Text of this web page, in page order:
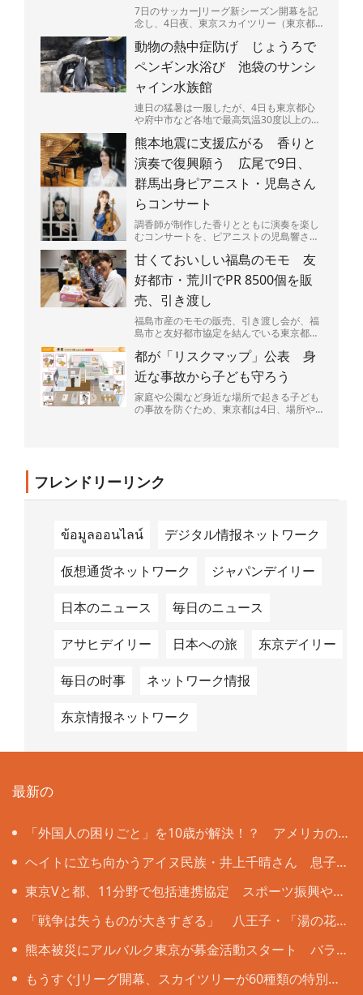
7日のサッカーJリーグ新シーズン開幕を記
念し、4日夜、東京スカイツリー（東京都
J1、J2、J3全...
動物の熱中症防げ じょうろで
ペンギン水浴び 池袋のサンシ
ャイン水族館
連日の猛暑は一服したが、4日も東京都心
や府中市など各地で最高気温30度以上の真
都内－。暑さは人間...
熊本地震に支援広がる 香りと
演奏で復興願う 広尾で9日、
群馬出身ピアニスト・児島さん
らコンサート
調香師が制作した香りとともに演奏を楽し
むコンサートを、ピアニストの児島響さん
売り上げの一部は、...
甘くておいしい福島のモモ 友
好都市・荒川でPR 8500個を販
売、引き渡し
福島市産のモモの販売、引き渡し会が、福
島市と友好都市協定を結んでいる東京都荒
た箱を持ち帰っていた...
都が「リスクマップ」公表 身
近な事故から子ども守ろう
家庭や公園など身近な場所で起きる子ども
の事故を防ぐため、東京都は4日、場所や
フレンドリーリンク
ข้อมูลออนไลน์ デジタル情报ネットワーク
仮想通货ネットワーク ジャパンデイリー
日本のニュース 毎日のニュース
アサヒデイリー 日本への旅 东京デイリー
毎日の时事 ネットワーク情报
东京情报ネットワーク
最新の
「外国人の困りごと」を10歳が解決！？ アメリカの
名門大教授も注目する大田区立北糀谷小の挑戦
ヘイトに立ち向かうアイヌ民族・井上千晴さん 息子
誕生で変化「うそをついているような感覚」にさいなま
れ
東京Vと都、11分野で包括連携協定 スポーツ振興や健
康増進などで
「戦争は失うものが大きすぎる」 八王子・「湯の花
トンネル」列車銃撃の遺族と向き合った13歳の思い
熊本被災にアルバルク東京が募金活動スタート バラ
ンスキー「無関心ではいられない」
もうすぐJリーグ開幕、スカイツリーが60種類の特別ラ